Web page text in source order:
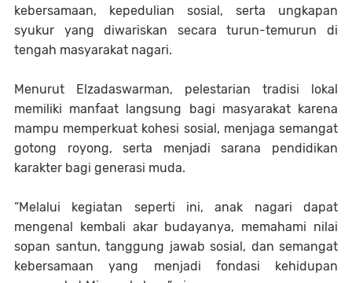
kebersamaan, kepedulian sosial, serta ungkapan
syukur yang diwariskan secara turun-temurun di
tengah masyarakat nagari.
Menurut Elzadaswarman, pelestarian tradisi lokal
memiliki manfaat langsung bagi masyarakat karena
mampu memperkuat kohesi sosial, menjaga semangat
gotong royong, serta menjadi sarana pendidikan
karakter bagi generasi muda.
“Melalui kegiatan seperti ini, anak nagari dapat
mengenal kembali akar budayanya, memahami nilai
sopan santun, tanggung jawab sosial, dan semangat
kebersamaan yang menjadi fondasi kehidupan